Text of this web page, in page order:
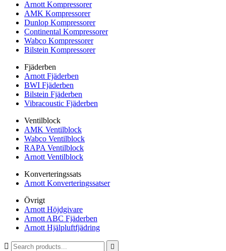
Arnott Kompressorer
AMK Kompressorer
Dunlop Kompressorer
Continental Kompressorer
Wabco Kompressorer
Bilstein Kompressorer
Fjäderben
Arnott Fjäderben
BWI Fjäderben
Bilstein Fjäderben
Vibracoustic Fjäderben
Ventilblock
AMK Ventilblock
Wabco Ventilblock
RAPA Ventilblock
Arnott Ventilblock
Konverteringssats
Arnott Konverteringssatser
Övrigt
Arnott Höjdgivare
Arnott ABC Fjäderben
Arnott Hjälpluftfjädring
 